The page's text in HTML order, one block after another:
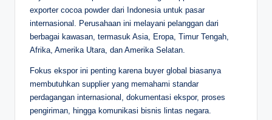
exporter cocoa powder dari Indonesia untuk pasar
internasional. Perusahaan ini melayani pelanggan dari
berbagai kawasan, termasuk Asia, Eropa, Timur Tengah,
Afrika, Amerika Utara, dan Amerika Selatan.
Fokus ekspor ini penting karena buyer global biasanya
membutuhkan supplier yang memahami standar
perdagangan internasional, dokumentasi ekspor, proses
pengiriman, hingga komunikasi bisnis lintas negara.